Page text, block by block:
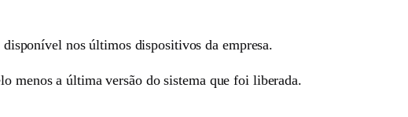
nos últimos dispositivos da empresa.
menos a última versão do sistema que foi liberada.